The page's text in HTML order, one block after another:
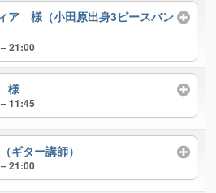
ア 様（小田原出身3ピースバン
21:00
様
11:45
ター講師）
21:00